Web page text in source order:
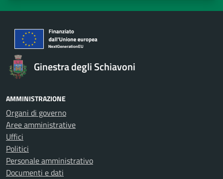
Ginestra degli Schiavoni
AMMINISTRAZIONE
Organi di governo
Aree amministrative
Uffici
Politici
Personale amministrativo
Documenti e dati